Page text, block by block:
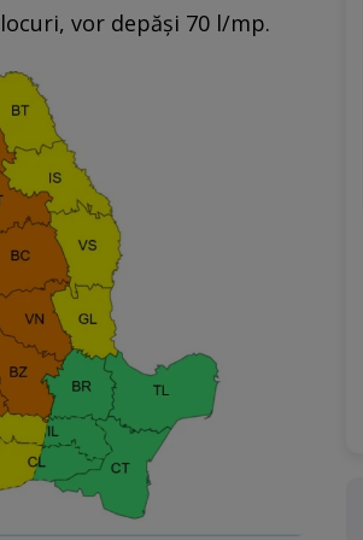
vor depăși 70 l/mp.